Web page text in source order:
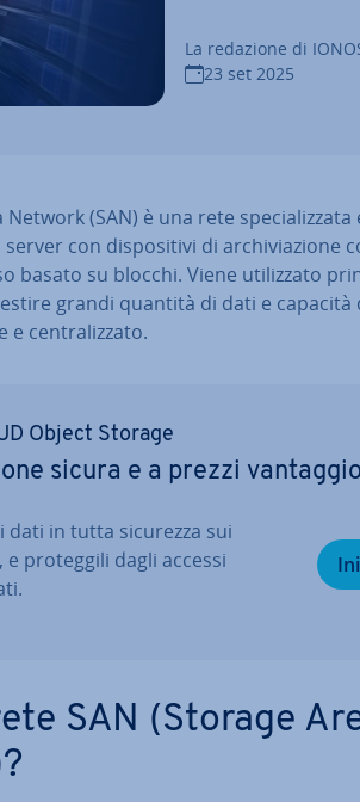
La redazione di
23 set 2025
Network (SAN) è una rete
server con di­spo­si­ti­vi di ar­chi­via­zio­ne
basato su blocchi. Viene uti­liz­za­to
grandi quantità di dati e capacità
e cen­tra­liz­za­to.
Object Storage
sicura e a prezzi
dati in tutta sicurezza sui
pro­teg­gi­li dagli accessi
SAN (Storage